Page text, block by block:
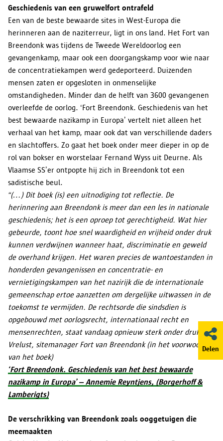
Delen
Geschiedenis van een gruwelfort ontrafeld
Een van de beste bewaarde sites in West-Europa die
herinneren aan de naziterreur, ligt in ons land. Het Fort van
Breendonk was tijdens de Tweede Wereldoorlog een
gevangenkamp, maar ook een doorgangskamp voor wie naar
de concentratiekampen werd gedeporteerd. Duizenden
mensen zaten er opgesloten in onmenselijke
omstandigheden. Minder dan de helft van 3600 gevangenen
overleefde de oorlog. ‘Fort Breendonk. Geschiedenis van het
best bewaarde nazikamp in Europa’ vertelt niet alleen het
verhaal van het kamp, maar ook dat van verschillende daders
en slachtoffers. Zo gaat het boek onder meer dieper in op de
rol van bokser en worstelaar Fernand Wyss uit Deurne. Als
Vlaamse SS’er ontpopte hij zich in Breendonk tot een
sadistische beul.
“(…) Dit boek (is) een uitnodiging tot reflectie. De
herinnering aan Breendonk is meer dan een les in nationale
geschiedenis; het is een oproep tot gerechtigheid. Wat hier
gebeurde, toont hoe snel waardigheid en vrijheid onder druk
kunnen verdwijnen wanneer haat, discriminatie en geweld
de overhand krijgen. Het waren precies de wantoestanden in
honderden gevangenissen en concentratie- en
vernietigingskampen van het nazirijk die de internationale
gemeenschap ertoe aanzetten om dergelijke uitwassen in de
toekomst te vermijden. De rechtsorde die sindsdien is
opgebouwd met oorlogsrecht, internationaal recht en
mensenrechten, staat vandaag opnieuw sterk onder druk.” Jef
Vrelust, sitemanager Fort van Breendonk (in het voorwoord
van het boek)
‘Fort Breendonk. Geschiedenis van het best bewaarde
nazikamp in Europa’ – Annemie Reyntjens, (Borgerhoff &
Lamberigts)
De verschrikking van Breendonk zoals ooggetuigen die
meemaakten